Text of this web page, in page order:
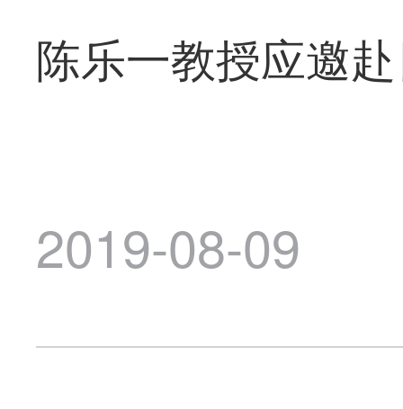
陈乐一教授应邀
2019-08-09